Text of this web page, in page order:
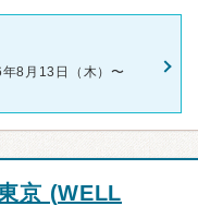
8月13日（木）〜
京 (WELL